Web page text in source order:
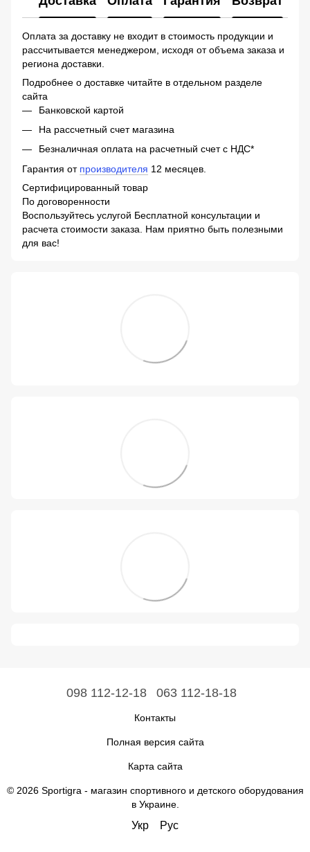
Оплата за доставку не входит в стоимость продукции и
рассчитывается менеджером, исходя от объема заказа и
региона доставки.
Подробнее о доставке читайте в отдельном разделе
сайта
Банковской картой
На рассчетный счет магазина
Безналичная оплата на расчетный счет с НДС*
Гарантия от производителя 12 месяцев.
Сертифицированный товар
По договоренности
Воспользуйтесь услугой Бесплатной консультации и
расчета стоимости заказа. Нам приятно быть полезными
для вас!
098 112-12-18 063 112-18-18
Контакты
Полная версия сайта
Карта сайта
© 2026 Sportigra - магазин спортивного и детского оборудования
в Украине.
Укр Рус